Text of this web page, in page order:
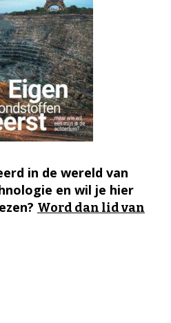
in de wereld van
en wil je hier
Word dan lid van